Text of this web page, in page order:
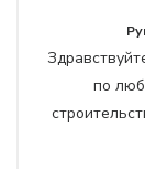
по